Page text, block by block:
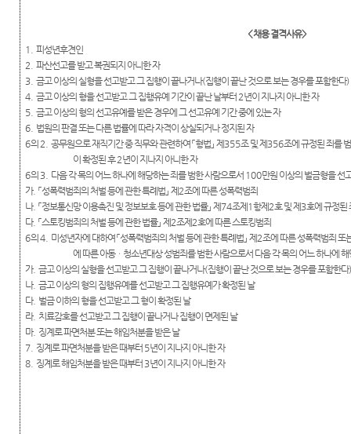
<채용 결격사유>
1. 피성년후견인
2. 파산선고를 받고 복권되지 아니한 자
3. 금고 이상의 실형을 선고받고 그 집행이 끝나거나(집행이 끝난 것으로 보는 경우를 포함한다)
4. 금고 이상의 형을 선고받고 그 집행유예 기간이 끝난 날부터 2년이 지나지 아니한 자
5. 금고 이상의 형의 선고유예를 받은 경우에 그 선고유예 기간 중에 있는 자
6. 법원의 판결 또는 다른 법률에 따라 자격이 상실되거나 정지된 자
6의 2. 공무원으로 재직기간 중 직무와 관련하여 「형법」 제 355조 및 제 356조에 규정된 죄를
이 확정된 후2년이 지나지 아니한 자
6의 3. 다음 각 목의 어느 하나에 해당하는 죄를 범한 사람으로서 100만원 이상의 벌금형을 선
가. 「성폭력범죄의 처벌 등에 관한 특례법」 제 2조에 따른 성폭력범죄
나. 「정보통신망 이용촉진 및 정보보호 등에 관한 법률」 제 74조제 1항제 2호 및 제 3호에 규정된
다. 「스토킹범죄의 처벌 등에 관한 법률」 제 2조제 2호에 따른 스토킹범죄
6의 4. 미성년자에 대하여 「성폭력범죄의 처벌 등에 관한 특례법」 제 2조에 따른 성폭력범죄 또
에 따른 아동ㆍ청소년대상 성범죄를 범한 사람으로서 다음 각 목의 어느 하나에
가. 금고 이상의 실형을 선고받고 그 집행이 끝나거나(집행이 끝난 것으로 보는 경우를 포함한다
나. 금고 이상의 형의 집행유예를 선고받고 그 집행유예가 확정된 날
다. 벌금 이하의 형을 선고받고 그 형이 확정된 날
라. 치료감호를 선고받고 그 집행이 끝나거나 집행이 면제된 날
마. 징계로 파면처분 또는 해임처분을 받은 날
7. 징계로 파면처분을 받은 때부터 5년이 지나지 아니한 자
8. 징계로 해임처분을 받은 때부터 3년이 지나지 아니한 자